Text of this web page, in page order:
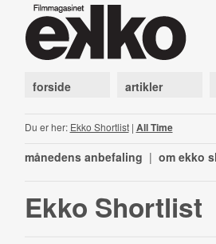
forside artikler
Du er her: Ekko Shortlist| All Time
månedens anbefaling | om ekko
Ekko Shortlist